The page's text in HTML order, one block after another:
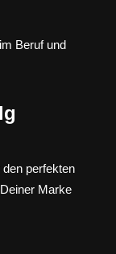
Beruf und
perfekten
Marke